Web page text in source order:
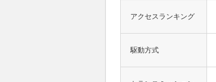
アクセスランキング
駆動方式